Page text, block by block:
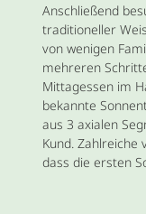
Anschließend
traditioneller
von wenigen
mehreren
Mittagessen im
bekannte
aus 3 axialen
Kund.
dass die ersten